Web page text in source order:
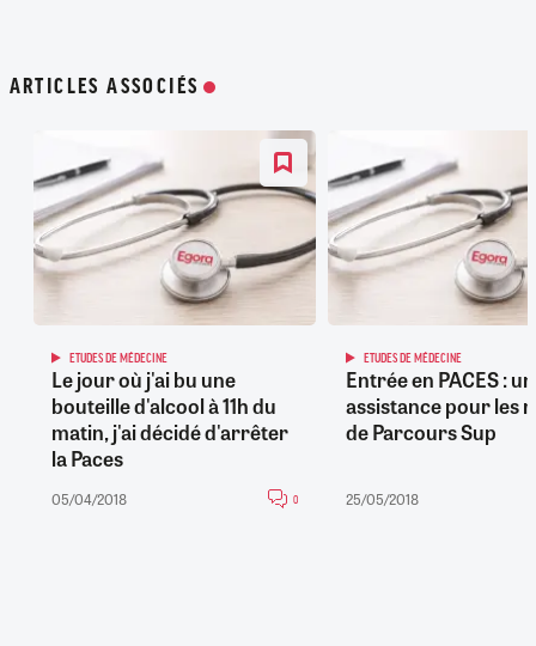
ARTICLES ASSOCIÉS
ETUDES DE MÉDECINE
Le jour où j'ai bu une
bouteille d'alcool à 11h du
matin, j'ai décidé d'arrêter
la Paces
05/04/2018 0
ETUDES DE MÉDECINE
Entrée en PACES :
assistance pour les
de Parcours Sup
25/05/2018